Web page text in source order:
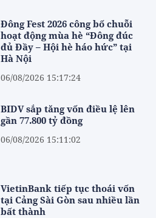
Đông Fest 2026 công bố chuỗi
hoạt động mùa hè “Đông đúc
đủ Đầy – Hội hè háo hức” tại
Hà Nội
06/08/2026 15:17:24
BIDV sắp tăng vốn điều lệ lên
gần 77.800 tỷ đồng
06/08/2026 15:11:02
VietinBank tiếp tục thoái vốn
tại Cảng Sài Gòn sau nhiều lần
bất thành